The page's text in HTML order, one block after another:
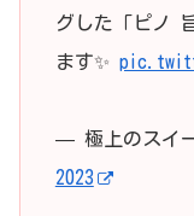
グした「ピノ
ます✨
— 極上のスイ
2023